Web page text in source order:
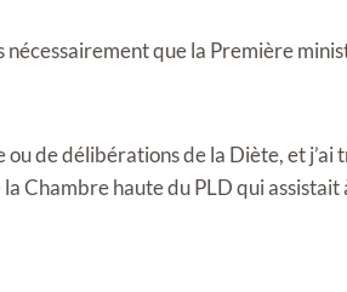
nécessairement que la Première
ou de délibérations de la Diète, et j’ai
Chambre haute du PLD qui